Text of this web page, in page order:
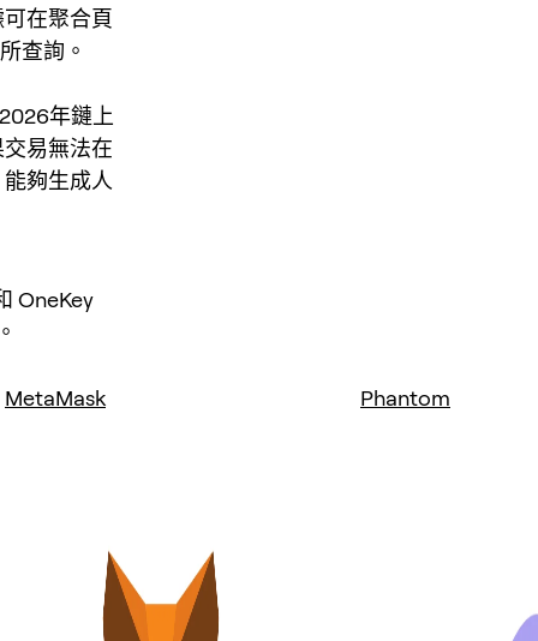
在聚合頁
查詢。
年鏈上
易無法在
夠生成人
OneKey
MetaMask Phantom